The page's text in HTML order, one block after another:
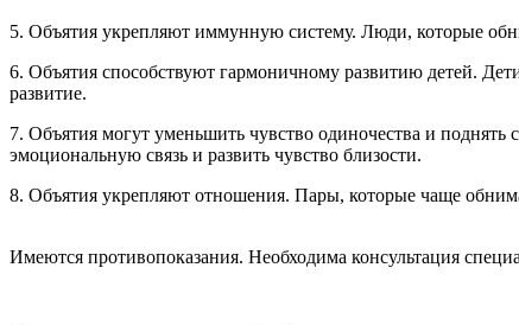
5. Объятия укрепляют иммунную систему. Люди, которые
6. Объятия способствуют гармоничному развитию детей.
развитие.
7. Объятия могут уменьшить чувство одиночества и
эмоциональную связь и развить чувство близости.
8. Объятия укрепляют отношения. Пары, которые чаще
Имеются противопоказания. Необходима консультация